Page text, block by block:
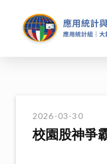
2026-03-30
校園股神爭